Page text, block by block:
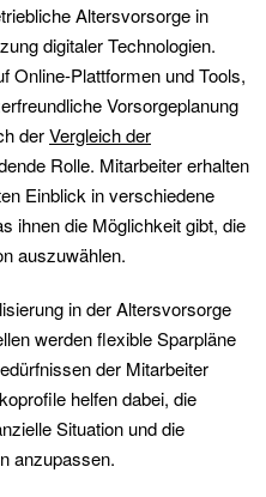
Altersvorsorge in
digitaler Technologien.
Online-Plattformen und Tools,
Vorsorgeplanung
derVergleich der
Rolle. Mitarbeiter erhalten
Einblick in verschiedene
ihnen die Möglichkeit gibt, die
auszuwählen.
in der Altersvorsorge
werden flexible Sparpläne
der Mitarbeiter
helfen dabei, die
Situation und die
anzupassen.